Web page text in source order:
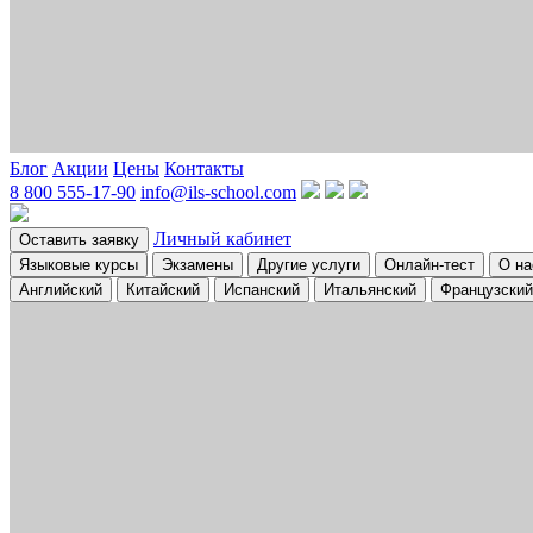
Блог Акции Цены Контакты
8 800 555-17-90 info@ils-school.com
Оставить заявку Личный кабинет
Языковые курсы Экзамены Другие услуги Онлайн-тест
О
Английский
Китайский Испанский Итальянский Французский